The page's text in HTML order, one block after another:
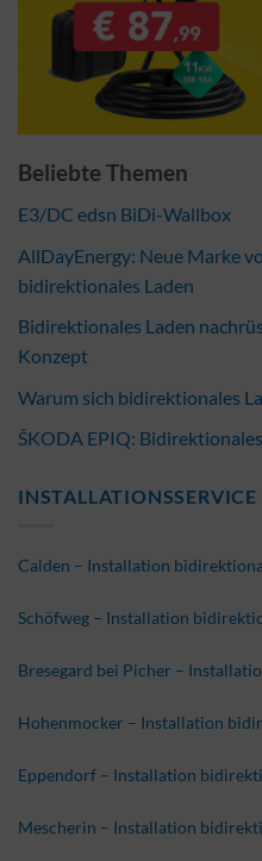
Beliebte Themen
E3/DC edsn BiDi-Wallbox
AllDayEnergy: Neue Marke
bidirektionales Laden
Bidirektionales Laden
Konzept
Warum sich bidirektionales
ŠKODA EPIQ:
INSTALLATIONSSERVICE
Calden – Installation
Schöfweg – Installation
Bresegard bei Picher –
Hohenmocker – Installation
Eppendorf – Installation
Mescherin – Installation